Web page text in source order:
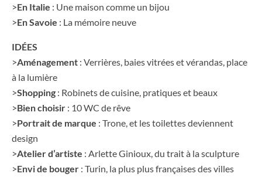
>En Italie : Une maison comme un bijou
>En Savoie : La mémoire neuve
IDÉES
>Aménagement : Verrières, baies vitrées et vérandas, place
à la lumière
>Shopping : Robinets de cuisine, pratiques et beaux
>Bien choisir : 10 WC de rêve
>Portrait de marque : Trone, et les toilettes deviennent
design
>Atelier d’artiste : Arlette Ginioux, du trait à la sculpture
>Envi de bouger : Turin, la plus plus françaises des villes